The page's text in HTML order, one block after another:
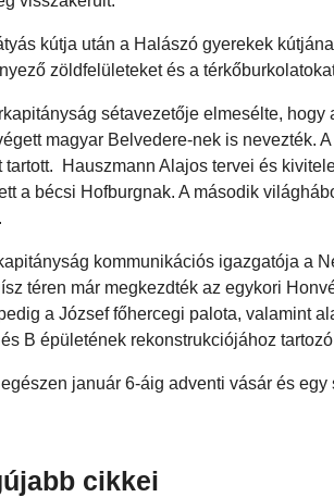
kútja után a Halászó gyerekek
zöldfelületeket és a
sétavezetője elmesélte,
magyar Belvedere-nek is nevezték.
tartott. Hauszmann Alajos tervei és
a bécsi Hofburgnak. A második
kommunikációs igazgatója a
téren már megkezdték az egykori
a József főhercegi palota, valamint
B épületének rekonstrukciójához
január 6-áig adventi vásár és
cikkei